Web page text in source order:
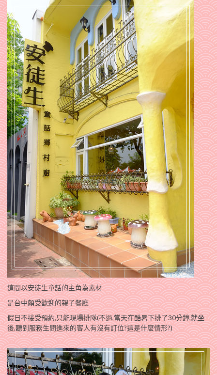
這間以安徒生童話的主角為素材
是台中頗受歡迎的親子餐廳
假日不接受預約,只能現場排隊(不過,當天在酷暑下排了30分鐘,就坐
後,聽到服務生問進來的客人有沒有訂位?這是什麼情形?)